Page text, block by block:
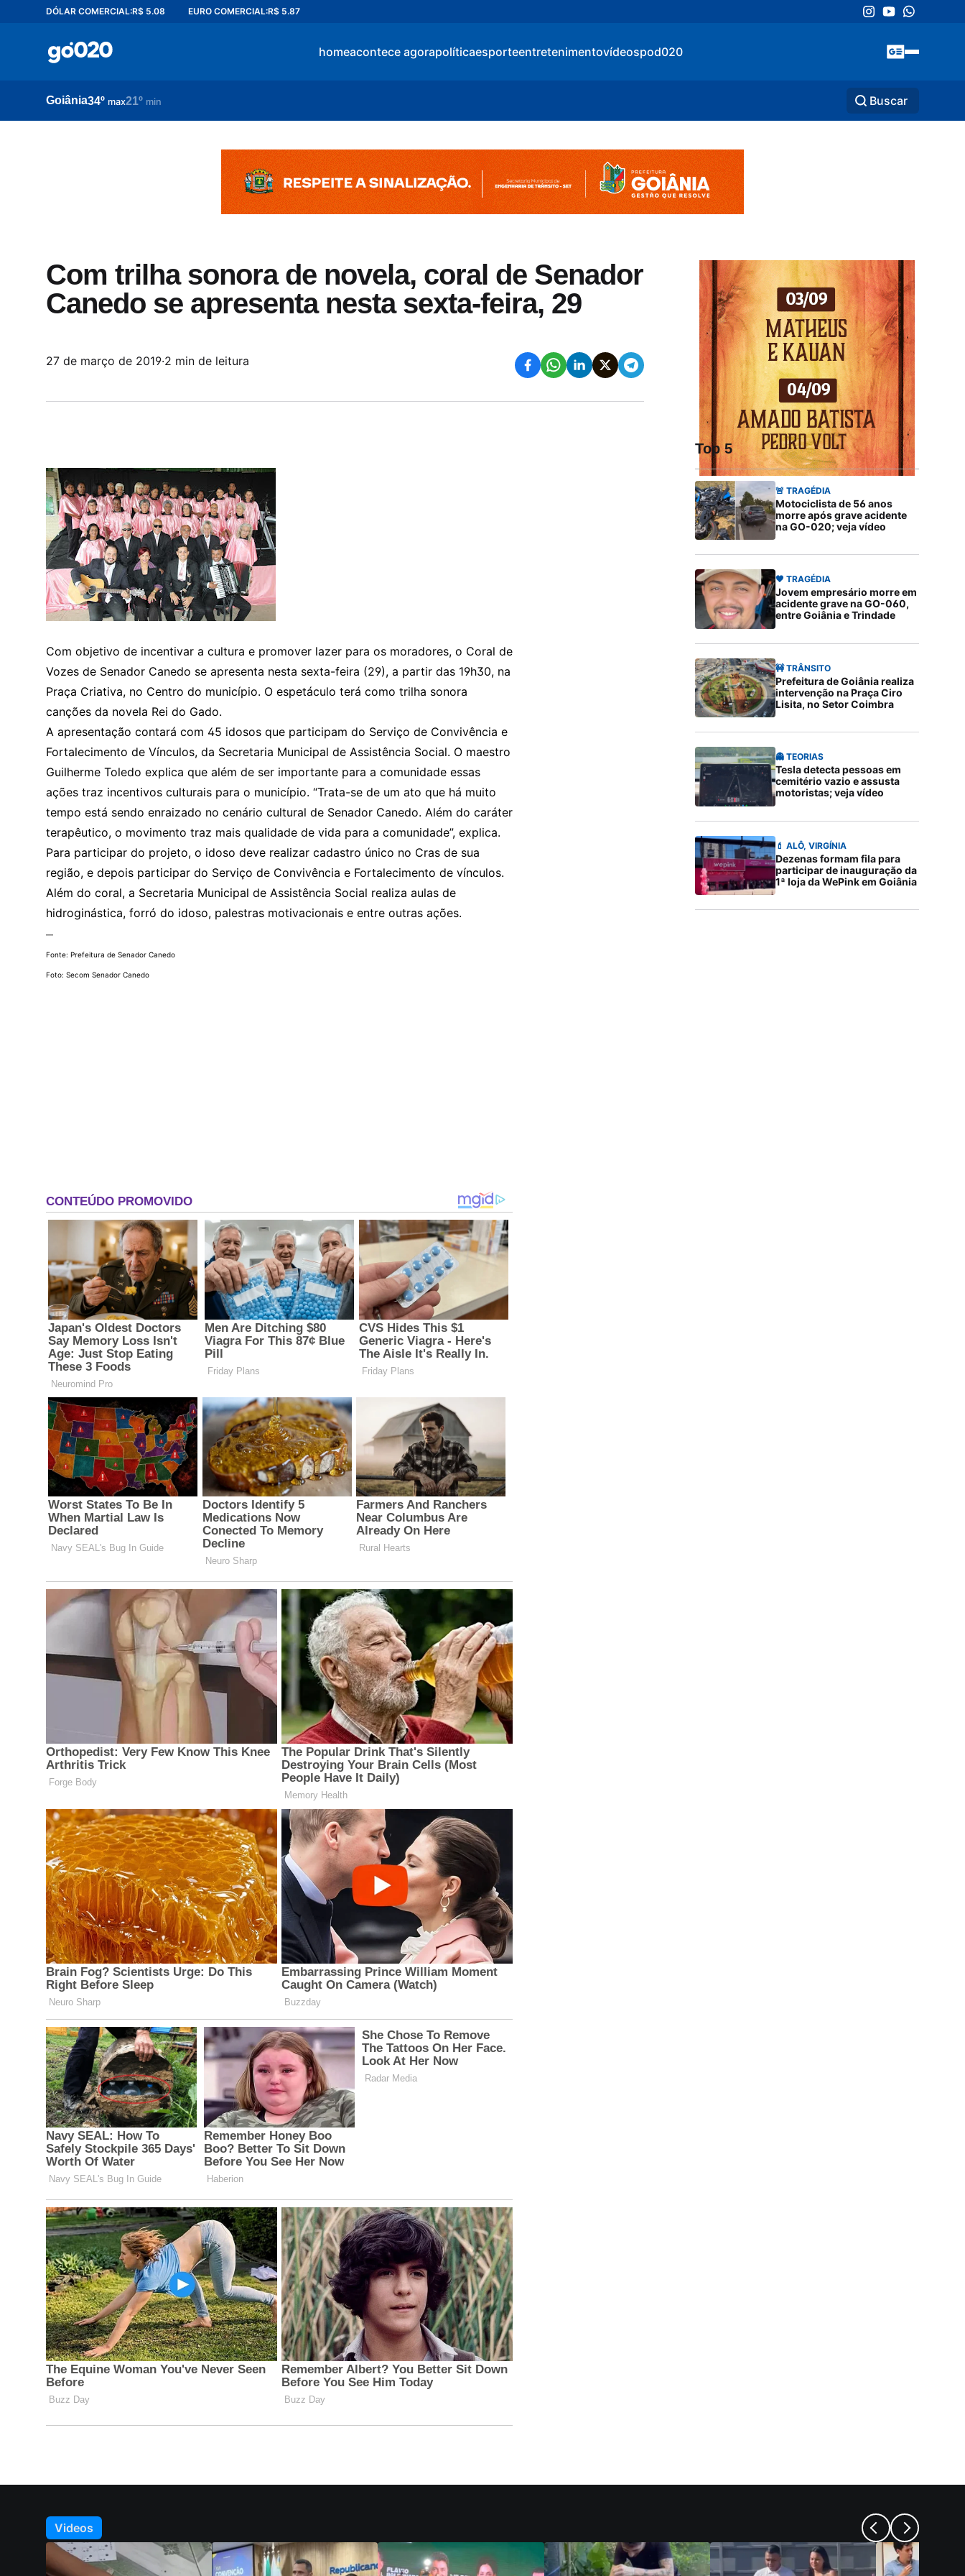
DÓLAR COMERCIAL:R$ 5.08 EURO COMERCIAL:R$ 5.87
homeacontece agorapolíticaesporteentretenimentovídeospod020
Goiânia34º max21º min Buscar
Com trilha sonora de novela, coral de Senador
Canedo se apresenta nesta sexta-feira, 29
27 de março de 2019·2 min de leitura
Com objetivo de incentivar a cultura e promover lazer para os moradores, o Coral de
Vozes de Senador Canedo se apresenta nesta sexta-feira (29), a partir das 19h30, na
Praça Criativa, no Centro do município. O espetáculo terá como trilha sonora
canções da novela Rei do Gado.
A apresentação contará com 45 idosos que participam do Serviço de Convivência e
Fortalecimento de Vínculos, da Secretaria Municipal de Assistência Social. O maestro
Guilherme Toledo explica que além de ser importante para a comunidade essas
ações traz incentivos culturais para o município. “Trata-se de um ato que há muito
tempo está sendo enraizado no cenário cultural de Senador Canedo. Além do caráter
terapêutico, o movimento traz mais qualidade de vida para a comunidade”, explica.
Para participar do projeto, o idoso deve realizar cadastro único no Cras de sua
região, e depois participar do Serviço de Convivência e Fortalecimento de vínculos.
Além do coral, a Secretaria Municipal de Assistência Social realiza aulas de
hidroginástica, forró do idoso, palestras motivacionais e entre outras ações.
—
Fonte: Prefeitura de Senador Canedo
Foto: Secom Senador Canedo
Top 5
🚨 TRAGÉDIA
Motociclista de 56 anos
morre após grave acidente
na GO-020; veja vídeo
🖤 TRAGÉDIA
Jovem empresário morre em
acidente grave na GO-060,
entre Goiânia e Trindade
🚧 TRÂNSITO
Prefeitura de Goiânia realiza
intervenção na Praça Ciro
Lisita, no Setor Coimbra
👻 TEORIAS
Tesla detecta pessoas em
cemitério vazio e assusta
motoristas; veja vídeo
💄 ALÔ, VIRGÍNIA
Dezenas formam fila para
participar de inauguração da
1ª loja da WePink em Goiânia
Videos
acontece agora
esporte